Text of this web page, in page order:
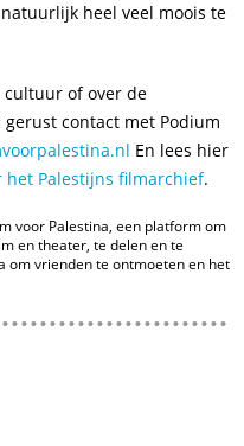
heel veel moois te
cultuur of over de
contact met Podium
En lees hier
Palestijns filmarchief.
voor Palestina, een platform om
en theater, te delen en te
om vrienden te ontmoeten en het